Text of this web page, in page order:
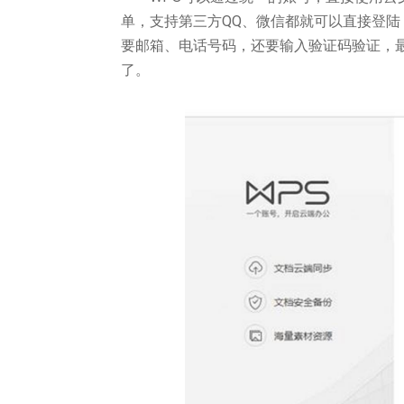
单，支持第三方QQ、微信都就可以直接登
要邮箱、电话号码，还要输入验证码验证
了。